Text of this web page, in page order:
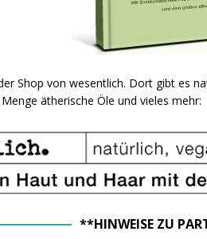
Shop von wesentlich. Dort gibt es
ätherische Öle und vieles mehr:
**HINWEISE ZU